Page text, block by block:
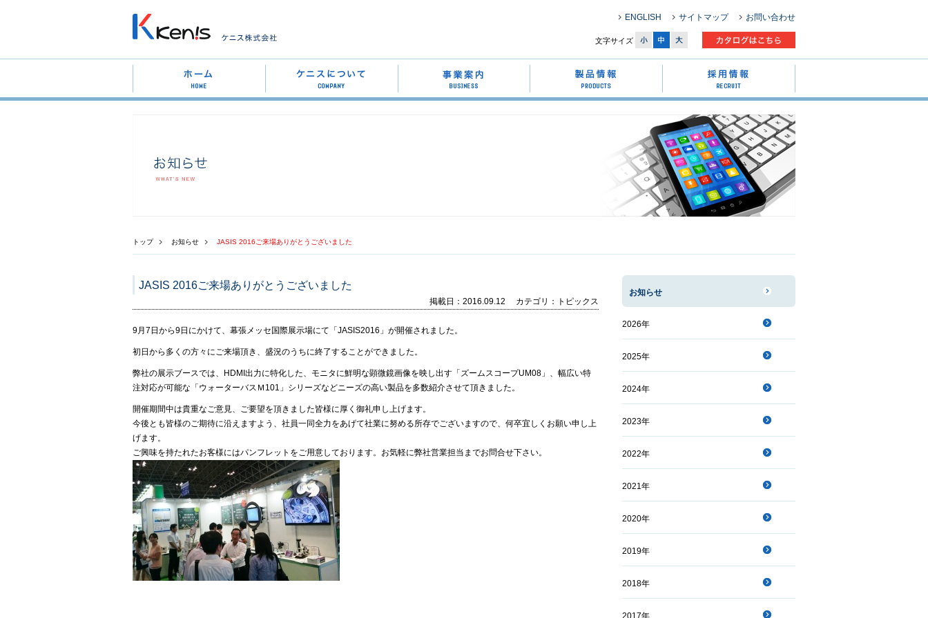
お問い合わせ
サイトマップ
ENGLISH
文字サイズ
トップ お知らせ JASIS 2016ご来場ありがとうございました
JASIS 2016ご来場ありがとうございました
カテゴリ：トピックス
掲載日：2016.09.12
9月7日から9日にかけて、幕張メッセ国際展示場にて「JASIS2016」が開催されました。
初日から多くの方々にご来場頂き、盛況のうちに終了することができました。
弊社の展示ブースでは、HDMI出力に特化した、モニタに鮮明な顕微鏡画像を映し出す「ズームスコープUM08」、幅広い特
注対応が可能な「ウォーターバスＭ101」シリーズなどニーズの高い製品を多数紹介させて頂きました。
開催期間中は貴重なご意見、ご要望を頂きました皆様に厚く御礼申し上げます。
今後とも皆様のご期待に沿えますよう、社員一同全力をあげて社業に努める所存でございますので、何卒宜しくお願い申し上
げます。
ご興味を持たれたお客様にはパンフレットをご用意しております。お気軽に弊社営業担当までお問合せ下さい。
お知らせ
2026年
2025年
2024年
2023年
2022年
2021年
2020年
2019年
2018年
2017年